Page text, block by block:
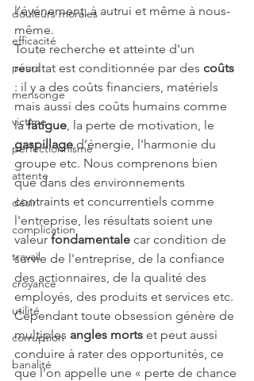
douleurs morales
efficacité
peurs
mensonge
victime
perfectionnisme
attente
désir
complication
travail
croyance
utilité
corruption
banalité
l’événement, à autrui et même à nous-
même.
Toute recherche et atteinte d'un
résultat est conditionnée par des coûts
: il y a des coûts financiers, matériels
mais aussi des coûts humains comme
la fatigue, la perte de motivation, le
gaspillage d’énergie, l'harmonie du
groupe etc. Nous comprenons bien
que dans des environnements
contraints et concurrentiels comme
l'entreprise, les résultats soient une
valeur fondamentale car condition de
survie de l'entreprise, de la confiance
des actionnaires, de la qualité des
employés, des produits et services etc.
Cependant toute obsession génère de
multiples angles morts et peut aussi
conduire à rater des opportunités, ce
que l’on appelle une « perte de chance